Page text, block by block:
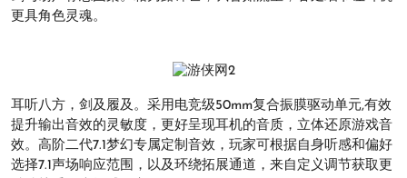
更具角色灵魂。
耳听八方，剑及履及。采用电竞级50mm复合振膜驱动单元,有效
提升输出音效的灵敏度，更好呈现耳机的音质，立体还原游戏音
效。高阶二代7.1梦幻专属定制音效，玩家可根据自身听感和偏好
选择7.1声场响应范围，以及环绕拓展通道，来自定义调节获取更